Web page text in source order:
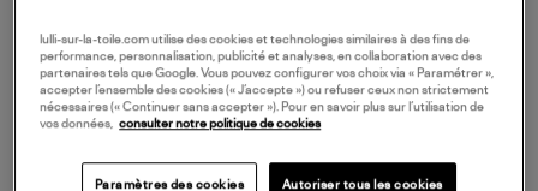
830,00 €
VOS DERNIERS PRODUITS VUS
lulli-sur-la-toile.com utilise des cookies et technologies similaires à des fins de
performance, personnalisation, publicité et analyses, en collaboration avec des
partenaires tels que Google. Vous pouvez configurer vos choix via « Paramétrer »,
accepter l’ensemble des cookies (« J’accepte ») ou refuser ceux non strictement
nécessaires (« Continuer sans accepter »). Pour en savoir plus sur l’utilisation de
vos données,
consulter notre politique de cookies
Paramètres des cookies Autoriser tous les cookies